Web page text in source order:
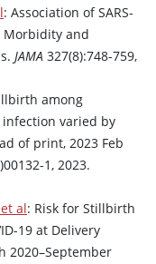
: Association of SARS-
Morbidity and
JAMA 327(8):748-759,
among
infection varied by
of print, 2023 Feb
1, 2023.
al: Risk for Stillbirth
19 at Delivery
2020–September